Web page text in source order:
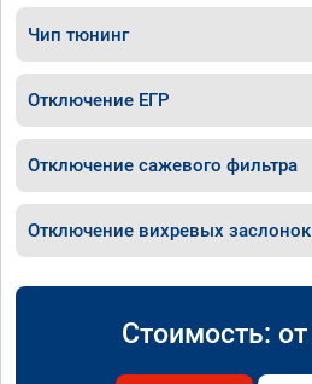
Чип тюнинг
Отключение ЕГР
Отключение сажевого фильтра
Отключение вихревых заслонок
Стоимость: от